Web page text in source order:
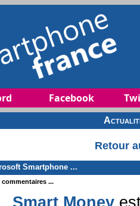
Facebook
Retour
Smartphone ...
commentaires ...
Smart Money